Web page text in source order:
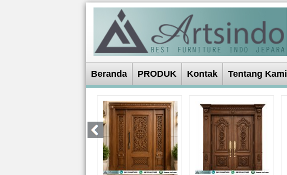
Beranda PRODUK Kontak Tentang Kami